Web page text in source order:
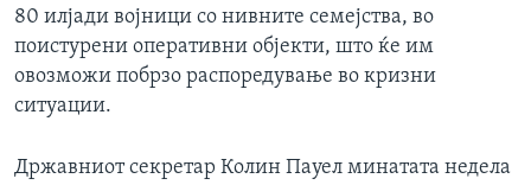
80 илјади војници со нивните семејства, во
поистурени оперативни објекти, што ќе им
овозможи побрзо распоредување во кризни
ситуации.
Државниот секретар Колин Пауел минатата недела